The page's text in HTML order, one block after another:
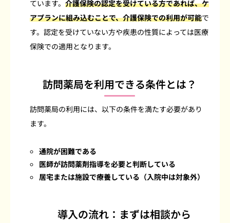
ています。介護保険の認定を受けている方であれば、ケ
アプランに組み込むことで、介護保険での利用が可能で
す。認定を受けていない方や疾患の性質によっては医療
保険での適用となります。
訪問薬局を利用できる条件とは？
訪問薬局の利用には、以下の条件を満たす必要があり
ます。
通院が困難である
医師が訪問薬剤指導を必要と判断している
居宅または施設で療養している（入院中は対象外）
導入の流れ：まずは相談から